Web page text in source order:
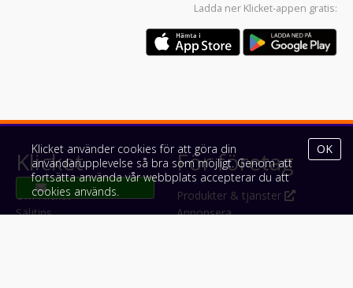
Ladda ner Klicket-appen gratis:
Klicket
Om Klicket
Säljtips
För företag
Produkter & tjänster
Annonsera
Klicket använder cookies för att göra din
användarupplevelse så bra som möjligt. Genom att
fortsätta använda vår webbplats accepterar du att
cookies används.
OK